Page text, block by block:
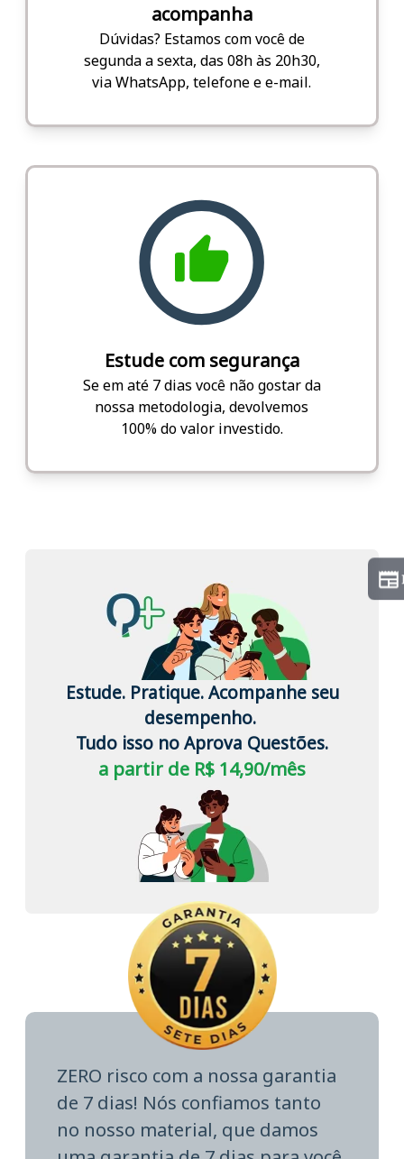
acompanha
Dúvidas? Estamos com você de
segunda a sexta, das 08h às 20h30,
via WhatsApp, telefone e e-mail.
Estude com segurança
Se em até 7 dias você não gostar da
nossa metodologia, devolvemos
100% do valor investido.
Estude. Pratique. Acompanhe seu
desempenho.
Tudo isso no Aprova Questões.
a partir de R$ 14,90/mês
ZERO risco com a nossa garantia
de 7 dias! Nós confiamos tanto
no nosso material, que damos